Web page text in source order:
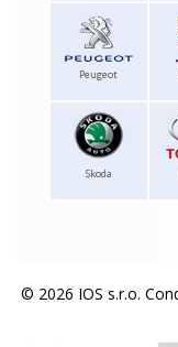
Peugeot
Skoda
© 2026 IOS s.r.o.